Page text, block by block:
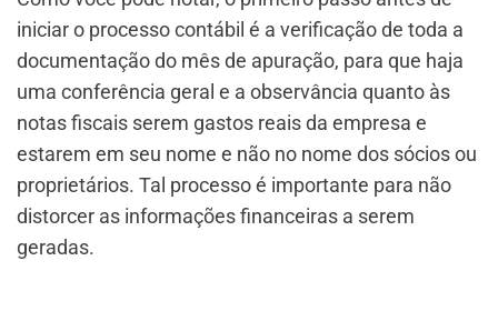
iniciar o processo contábil é a verificação de toda a
documentação do mês de apuração, para que haja
uma conferência geral e a observância quanto às
notas fiscais serem gastos reais da empresa e
estarem em seu nome e não no nome dos sócios ou
proprietários. Tal processo é importante para não
distorcer as informações financeiras a serem
geradas.